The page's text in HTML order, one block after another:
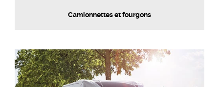
Camionnettes et fourgons